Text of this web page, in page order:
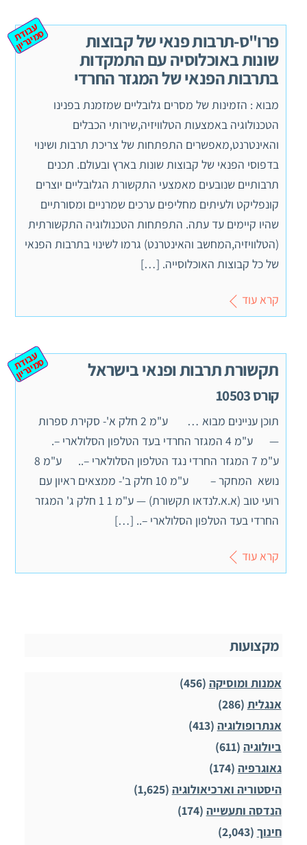
פרו"ס-תרבות פנאי של קבוצות
שונות באוכלוסיה עם התמקדות
בתרבות הפנאי של המגזר החרדי
ע
ב
וד
ת
ס
מ
ינ
ר
יון
מבוא : הזמינות של מסרים גלובליים שמזמנת בפנינו
הטכנולוגיה באמצעות הטלוויזיה,שירותי הכבלים
והאינטרנט,מאפשרים התפתחות של צריכת תרבות ושינוי
בדפוסי הפנאי של קבוצות שונות בארץ ובעולם. תכנים
תרבותיים שנובעים מאמצעי התקשורת הגלובליים יוצרים
קונפליקט ולעיתים מחליפים ערכים שמרניים ומסורתיים
שהיו קיימים עד עתה. התפתחות הטכנולוגיה התקשורתית
(הטלוויזיה,המחשב והאינטרנט) גרמו לשינוי בתרבות הפנאי
של כל קבוצות האוכלוסייה. […]
קרא עוד
תקשורת תרבות ופנאי בישראל
קורס 10503
ע
ב
וד
ת
ס
מ
ינ
ר
יון
תוכן עניינים מבוא … ע"מ 2 חלק א'- סקירת ספרות
— ע"מ 4 המגזר החרדי בעד הטלפון הסלולארי –.
ע"מ 7 המגזר החרדי נגד הטלפון הסלולארי –.. ע"מ 8
נושא המחקר – ע"מ 10 חלק ב'- ממצאים ראיון עם
רועי טוב (א.א.לנדאו תקשורת) — ע"מ 1 1 חלק ג' המגזר
החרדי בעד הטלפון הסלולארי –.. […]
קרא עוד
מקצועות
אמנות ומוסיקה (456)
אנגלית (286)
אנתרופולוגיה (413)
ביולוגיה (611)
גאוגרפיה (174)
היסטוריה וארכיאולוגיה (1,625)
הנדסה ותעשייה (174)
חינוך (2,043)